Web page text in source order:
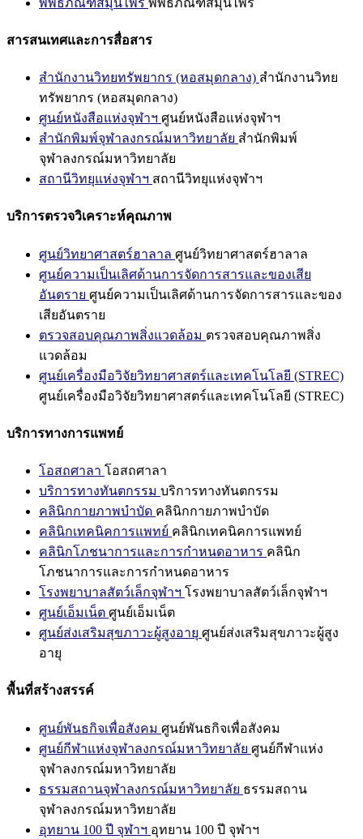
สารสนเทศและการสื่อสาร
สำนักงานวิทยทรัพยากร (หอสมุดกลาง) สำนักงานวิทย
ทรัพยากร (หอสมุดกลาง)
ศูนย์หนังสือแห่งจุฬาฯ ศูนย์หนังสือแห่งจุฬาฯ
สำนักพิมพ์จุฬาลงกรณ์มหาวิทยาลัย สำนักพิมพ์
จุฬาลงกรณ์มหาวิทยาลัย
สถานีวิทยุแห่งจุฬาฯ สถานีวิทยุแห่งจุฬาฯ
บริการตรวจวิเคราะห์คุณภาพ
ศูนย์วิทยาศาสตร์ฮาลาล ศูนย์วิทยาศาสตร์ฮาลาล
ศูนย์ความเป็นเลิศด้านการจัดการสารและของเสีย
อันตราย ศูนย์ความเป็นเลิศด้านการจัดการสารและของ
เสียอันตราย
ตรวจสอบคุณภาพสิ่งแวดล้อม ตรวจสอบคุณภาพสิ่ง
แวดล้อม
ศูนย์เครื่องมือวิจัยวิทยาศาสตร์และเทคโนโลยี (STREC)
ศูนย์เครื่องมือวิจัยวิทยาศาสตร์และเทคโนโลยี (STREC)
บริการทางการแพทย์
โอสถศาลา โอสถศาลา
บริการทางทันตกรรม บริการทางทันตกรรม
คลินิกกายภาพบำบัด คลินิกกายภาพบำบัด
คลินิกเทคนิคการแพทย์ คลินิกเทคนิคการแพทย์
คลินิกโภชนาการและการกำหนดอาหาร คลินิก
โภชนาการและการกำหนดอาหาร
โรงพยาบาลสัตว์เล็กจุฬาฯ โรงพยาบาลสัตว์เล็กจุฬาฯ
ศูนย์เอ็มเน็ต ศูนย์เอ็มเน็ต
ศูนย์ส่งเสริมสุขภาวะผู้สูงอายุ ศูนย์ส่งเสริมสุขภาวะผู้สูง
อายุ
พื้นที่สร้างสรรค์
ศูนย์พันธกิจเพื่อสังคม ศูนย์พันธกิจเพื่อสังคม
ศูนย์กีฬาแห่งจุฬาลงกรณ์มหาวิทยาลัย ศูนย์กีฬาแห่ง
จุฬาลงกรณ์มหาวิทยาลัย
ธรรมสถานจุฬาลงกรณ์มหาวิทยาลัย ธรรมสถาน
จุฬาลงกรณ์มหาวิทยาลัย
อุทยาน 100 ปี จุฬาฯ อุทยาน 100 ปี จุฬาฯ